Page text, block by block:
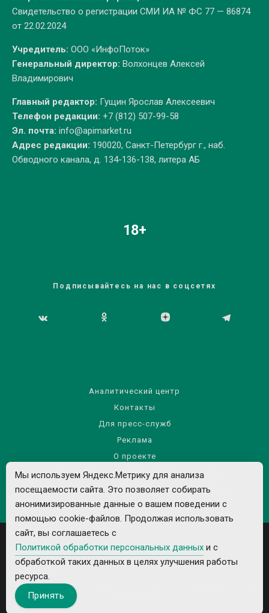
Свидетельство о регистрации СМИ ИА № ФС 77 — 86874
от 22.02.2024
Учредитель: ООО «ИнфоПоток»
Генеральный директор: Волхонцев Алексей
Владимирович
Главный редактор: Гущин Ярослав Алексеевич
Телефон редакции: +7 (812) 507-99-58
Эл. почта: info@apimarket.ru
Адрес редакции: 190020, Санкт-Петербург г., наб.
Обводного канала, д. 134-136-138, литера АБ
18+
Подписывайтесь на нас в соцсетях
Аналитический центр
Контакты
Для пресс-служб
Реклама
О проекте
Правила использования материалов сайта
Политика обработки персональных данных
Все рекламируемые товары и услуги имеют необходимые лицензии и
Мы используем Яндекс.Метрику для анализа
посещаемости сайта. Это позволяет собирать
анонимизированные данные о вашем поведении с
помощью cookie-файлов. Продолжая использовать
сайт, вы соглашаетесь с
Политикой обработки персональных данных и с
обработкой таких данных в целях улучшения работы
ресурса.
Принять